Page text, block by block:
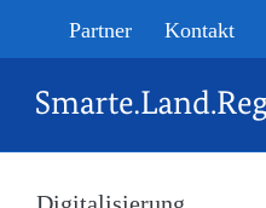
to
content
Partner Kontakt
Digitalisierung